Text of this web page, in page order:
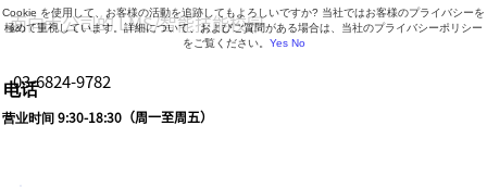
营业时间 9:30-18:30（周一至周五）
电话
03-6824-9782
面向大公司的 LMS/智能技能校园
Cookie を使用して、お客様の活動を追跡してもよろしいですか? 当社ではお客様のプライバシーを
極めて重視しています。詳細について、およびご質問がある場合は、当社のプライバシーポリシー
をご覧ください。 Yes No